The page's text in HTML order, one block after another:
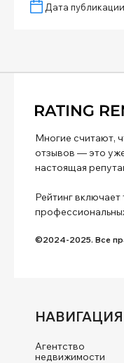
Дата
Многие считают,
отзывов — это
настоящая
Рейтинг включает
©2024-2025. Все
Агентство
недвижимости